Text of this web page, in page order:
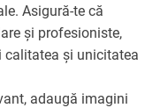
Asigură-te că
și profesioniste,
calitatea și unicitatea
adaugă imagini